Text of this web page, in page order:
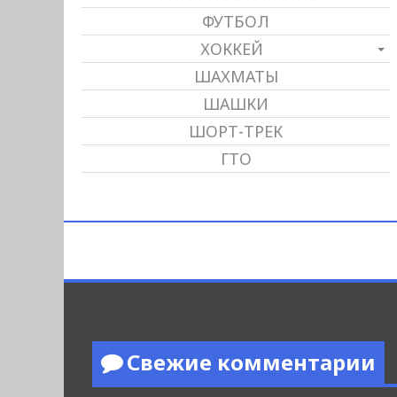
ФУТБОЛ
ХОККЕЙ
ШАХМАТЫ
ШАШКИ
ШОРТ-ТРЕК
ГТО
Свежие комментарии